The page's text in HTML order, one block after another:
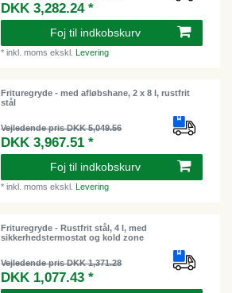
DKK 3,282.24 *
Foj til indkobskurv
*inkl. moms ekskl.Levering
Frituregryde - med afløbshane, 2 x 8 l, rustfrit
stål
Vejledende pris DKK 5,049.56
DKK 3,967.51 *
Foj til indkobskurv
*inkl. moms ekskl. Levering
Frituregryde - Rustfrit stål, 4 l, med
sikkerhedstermostat og kold zone
Vejledende pris DKK 1,371.28
DKK 1,077.43 *